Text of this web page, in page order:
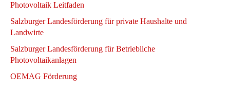
Photovoltaik Leitfaden
Salzburger Landesförderung für private Haushalte und
Landwirte
Salzburger Landesförderung für Betriebliche
Photovoltaikanlagen
OEMAG Förderung